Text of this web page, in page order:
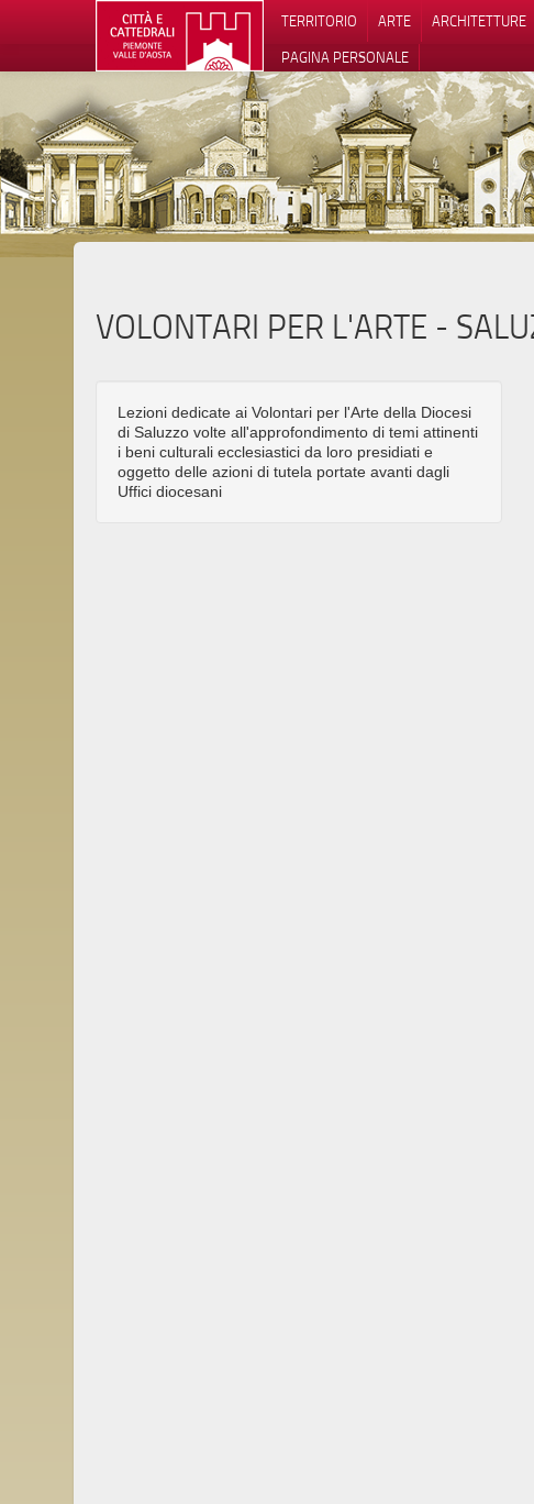
TERRITORIO ARTE ARCHITETTURE
PAGINA PERSONALE
VOLONTARI PER L'ARTE -
Lezioni dedicate ai Volontari per l'Arte della Diocesi
di Saluzzo volte all'approfondimento di temi attinenti
i beni culturali ecclesiastici da loro presidiati e
oggetto delle azioni di tutela portate avanti dagli
Uffici diocesani